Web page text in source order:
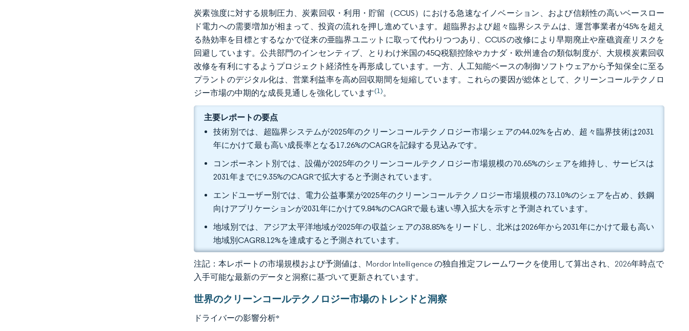
炭素強度に対する規制圧力、炭素回収・利用・貯留（CCUS）における急速なイノベーション、および信頼性の高いベースロー
ド電力への需要増加が相まって、投資の流れを押し進めています。超臨界および超々臨界システムは、運営事業者が45%を超え
る熱効率を目標とするなかで従来の亜臨界ユニットに取って代わりつつあり、CCUSの改修により早期廃止や座礁資産リスクを
回避しています。公共部門のインセンティブ、とりわけ米国の45Q税額控除やカナダ・欧州連合の類似制度が、大規模炭素回収
改修を有利にするようプロジェクト経済性を再形成しています。一方、人工知能ベースの制御ソフトウェアから予知保全に至る
プラントのデジタル化は、営業利益率を高め回収期間を短縮しています。これらの要因が総体として、クリーンコールテクノロ
ジー市場の中期的な成長見通しを強化しています(1)。
主要レポートの要点
技術別では、超臨界システムが2025年のクリーンコールテクノロジー市場シェアの44.02%を占め、超々臨界技術は2031
年にかけて最も高い成長率となる17.26%のCAGRを記録する見込みです。
コンポーネント別では、設備が2025年のクリーンコールテクノロジー市場規模の70.65%のシェアを維持し、サービスは
2031年までに9.35%のCAGRで拡大すると予測されています。
エンドユーザー別では、電力公益事業が2025年のクリーンコールテクノロジー市場規模の73.10%のシェアを占め、鉄鋼
向けアプリケーションが2031年にかけて9.84%のCAGRで最も速い導入拡大を示すと予測されています。
地域別では、アジア太平洋地域が2025年の収益シェアの38.85%をリードし、北米は2026年から2031年にかけて最も高い
地域別CAGR8.12%を達成すると予測されています。
注記：本レポートの市場規模および予測値は、Mordor Intelligence の独自推定フレームワークを使用して算出され、2026年時点で
入手可能な最新のデータと洞察に基づいて更新されています。
世界のクリーンコールテクノロジー市場のトレンドと洞察
ドライバーの影響分析*